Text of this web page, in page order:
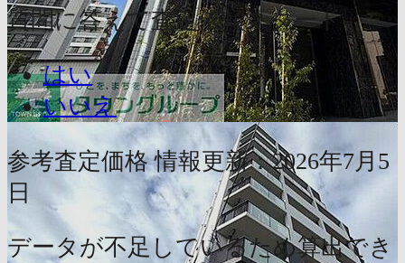
質問に答えて査定依頼スタート
はい
いいえ
参考査定価格 情報更新：2026年7月5
日
データが不足しているため算出でき